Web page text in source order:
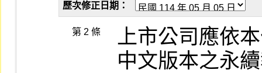
歷次修正日期：
第 2 條
上市公司應依
中文版本之永